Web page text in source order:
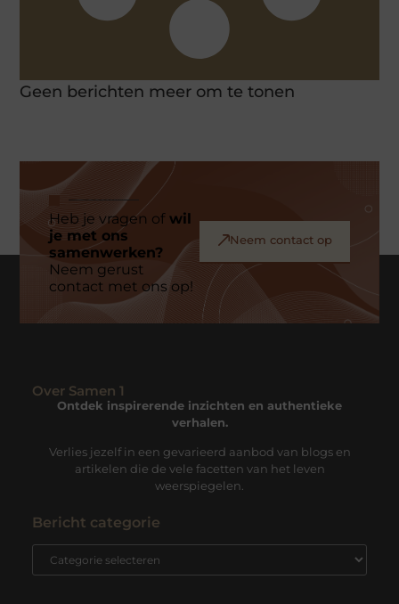
Geen berichten meer om te tonen
Heb je vragen ofwil
je met ons
samenwerken?
Neem gerust
contact met ons op!
Neem contact op
Over Samen 1
Ontdek inspirerende inzichten en authentieke
verhalen.
Verlies jezelf in een gevarieerd aanbod van blogs en
artikelen die de vele facetten van het leven
weerspiegelen.
Bericht categorie